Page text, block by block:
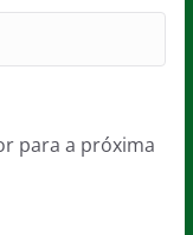
para a próxima